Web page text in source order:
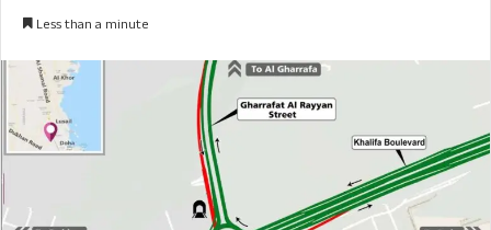
Less than a minute